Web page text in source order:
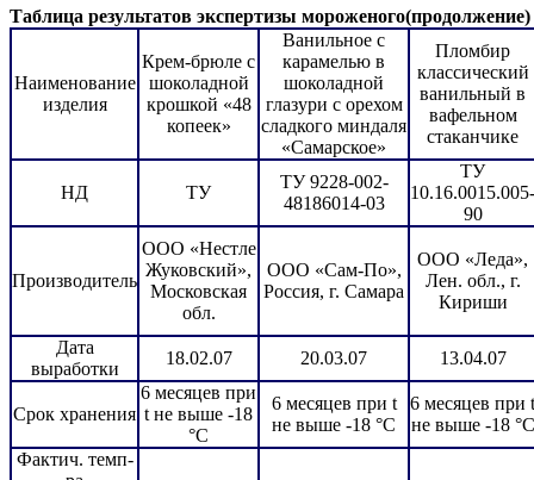
Таблица результатов экспертизы мороженого(продолжение)
Наименование
изделия
Крем-брюле с
шоколадной
крошкой «48
копеек»
Ванильное с
карамелью в
шоколадной
глазури с орехом
сладкого миндаля
«Самарское»
Пломбир
классический
ванильный в
вафельном
стаканчике
НД ТУ
ТУ 9228-002-
48186014-03
ТУ
10.16.0015.005-
90
Производитель
ООО «Нестле
Жуковский»,
Московская
обл.
ООО «Сам-По»,
Россия, г. Самара
ООО «Леда»,
Лен. обл., г.
Кириши
Дата
выработки
18.02.07 20.03.07 13.04.07
Срок хранения
6 месяцев при
t не выше -18
°C
6 месяцев при t
не выше -18 °C
6 месяцев при t
не выше -18 °C
Фактич. темп-